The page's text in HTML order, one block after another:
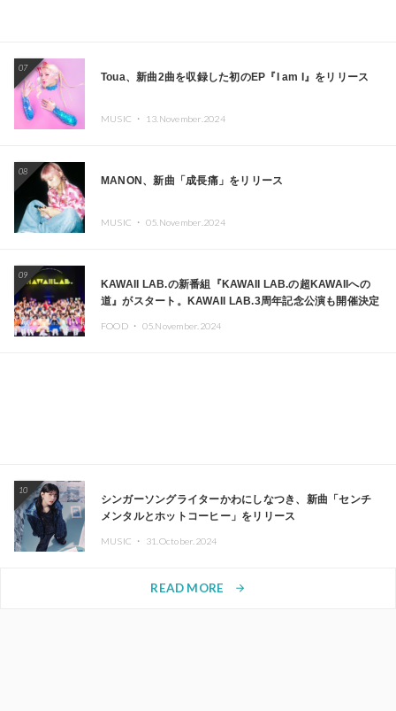
07
Toua、新曲2曲を収録した初のEP『I am I』をリリース
MUSIC ・ 13.November.2024
08
MANON、新曲「成長痛」をリリース
MUSIC ・ 05.November.2024
09
KAWAII LAB.の新番組『KAWAII LAB.の超KAWAIIへの
道』がスタート。KAWAII LAB.3周年記念公演も開催決定
FOOD ・ 05.November.2024
10
シンガーソングライターかわにしなつき、新曲「センチ
メンタルとホットコーヒー」をリリース
MUSIC ・ 31.October.2024
READ MORE arrow_forward